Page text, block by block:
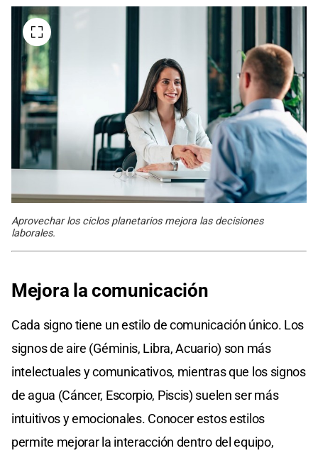
Aprovechar los ciclos planetarios mejora las decisiones
laborales.
Mejora la comunicación
Cada signo tiene un estilo de comunicación único. Los
signos de aire (Géminis, Libra, Acuario) son más
intelectuales y comunicativos, mientras que los signos
de agua (Cáncer, Escorpio, Piscis) suelen ser más
intuitivos y emocionales. Conocer estos estilos
permite mejorar la interacción dentro del equipo,